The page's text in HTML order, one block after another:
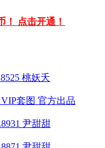
！ 点击开通！
桃妖夭
套图 官方出品
尹甜甜